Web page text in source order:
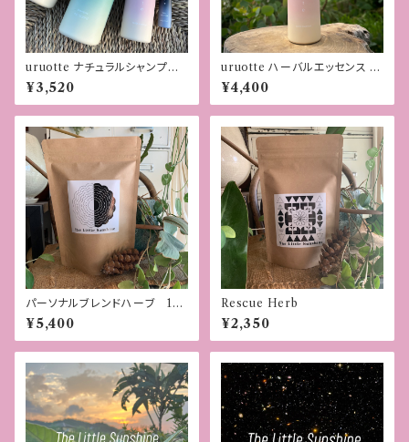
uruotte ナチュラルシャンプー
ノーブルフラワー250ml
¥3,520
uruotte ハーバルエッセンス 優
薬用育毛料［医薬部外品］90ml
¥4,400
パーソナルブレンドハーブ 10
0g
¥5,400
Rescue Herb
¥2,350